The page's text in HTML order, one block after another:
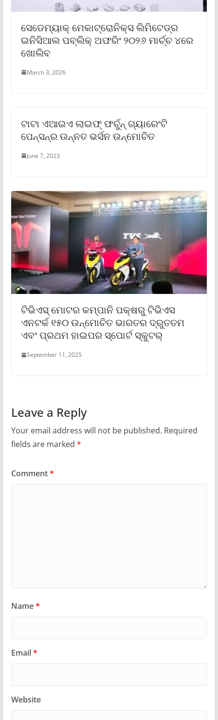
ସେଡେମ୍ୟାକ୍ ମେକାଟ୍ରୋନିକ୍ସ ଲିମିଟେଡ୍‌ର
ଇନିସିଆଲ ପବ୍ଲିକ୍ ଅଫରିଂ ୨୦୨୬ ମାର୍ଚ୍ଚ ୪ରେ
ଖୋଲିବ
March 3, 2026
ଟାଟା ଏଆଇଏ ଲାଇଫ୍ ଫର୍ଚୁନ୍ ଗ୍ୟାରେଂଟି
ପେନ୍‌ସନ୍‌ର ଉନ୍ନତ ଭର୍ସନ ଉନ୍ମୋଚିତ
June 7, 2023
ଟିଭିଏସ୍ ମୋଟର କମ୍ପାନି ପକ୍ଷରୁ ଟିଭିଏସ
ଏନଟର୍କ ୧୫୦ ଉନ୍ମୋଚିତ ଭାରତର ଦ୍ରୁତତମ
ଏବଂ ପ୍ରଥମ ହାଇପର ସ୍ପୋର୍ଟ ସ୍କୁଟର୍‌
September 11, 2025
Leave a Reply
Your email address will not be published. Required
fields are marked *
Comment*
Name*
Email*
Website